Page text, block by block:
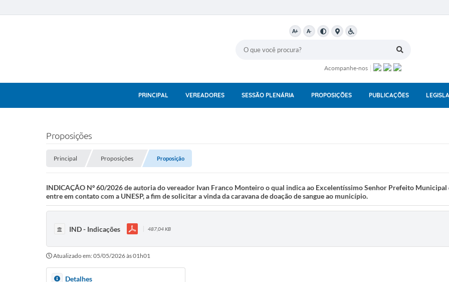
A+ A-
Acompanhe-nos
PRINCIPAL VEREADORES SESSÃO PLENÁRIA PROPOSIÇÕES PUBLICAÇÕES
Proposições
Principal Proposições Proposição
INDICAÇÃO Nº 60/2026 de autoria do vereador Ivan Franco Monteiro o qual indica ao Excelentíssimo Senhor Prefeito
entre em contato com a UNESP, a fim de solicitar a vinda da caravana de doação de sangue ao município.
IND - Indicações 487,04 KB
Atualizado em: 05/05/2026 às 01h01
Detalhes